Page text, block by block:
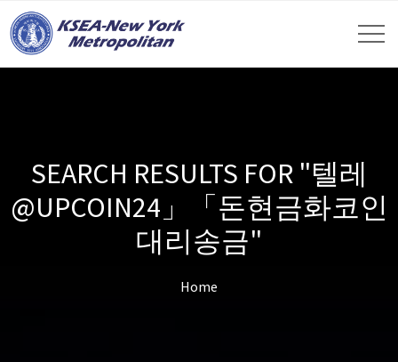
SEARCH RESULTS FOR "텔레
@UPCOIN24」「돈현금화코인
대리송금"
Home